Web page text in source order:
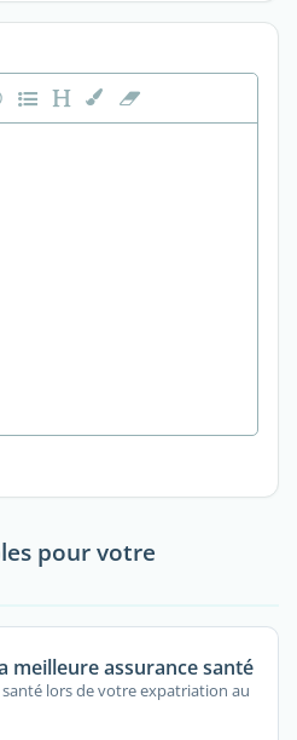
pour votre
meilleure assurance santé
lors de votre expatriation au